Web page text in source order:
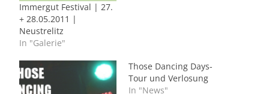
Immergut Festival | 27.
+ 28.05.2011 |
Neustrelitz
In "Galerie"
Those Dancing Days-
Tour und Verlosung
In "News"